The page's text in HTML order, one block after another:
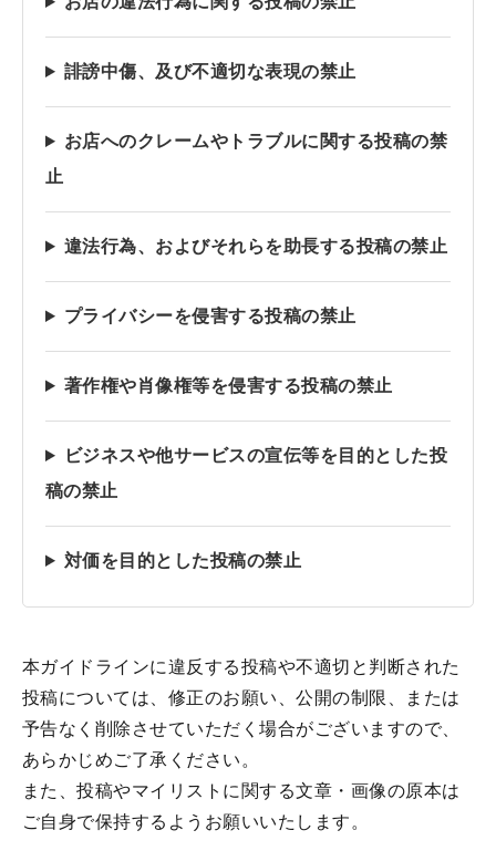
誹謗中傷、及び不適切な表現の禁止
お店へのクレームやトラブルに関する投稿の禁
止
違法行為、およびそれらを助長する投稿の禁止
プライバシーを侵害する投稿の禁止
著作権や肖像権等を侵害する投稿の禁止
ビジネスや他サービスの宣伝等を目的とした投
稿の禁止
対価を目的とした投稿の禁止
本ガイドラインに違反する投稿や不適切と判断された
投稿については、修正のお願い、公開の制限、または
予告なく削除させていただく場合がございますので、
あらかじめご了承ください。
また、投稿やマイリストに関する文章・画像の原本は
ご自身で保持するようお願いいたします。